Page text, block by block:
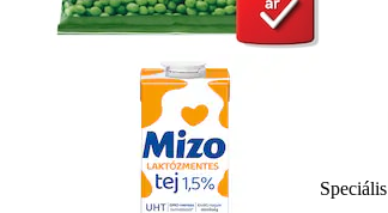
Speciális